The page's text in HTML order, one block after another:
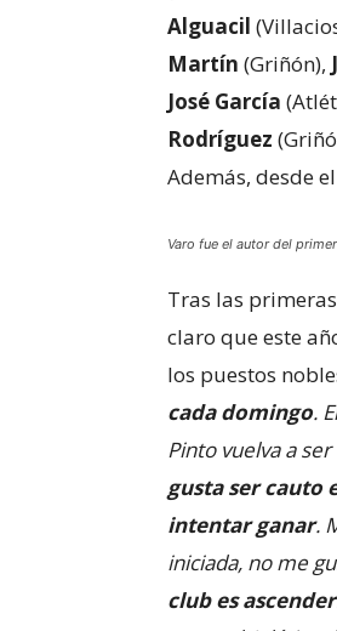
Alguacil
Martín (Griñón),
José García
Rodríguez
Además, desde
Varo fue el autor del
Tras las
claro que este
los puestos
cada domingo.
Pinto vuelva a
gusta ser cauto
intentar ganar.
iniciada, no me
club es ascender